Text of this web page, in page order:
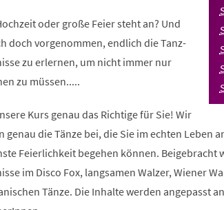
oder große Feier steht an? Und
doch vorgenommen, endlich die Tanz-
zu erlernen, um nicht immer nur
zu müssen.....
Kurs genau das Richtige für Sie! Wir
genau die Tänze bei, die Sie im echten Leben
Feierlichkeit begehen können. Beigebracht
im Disco Fox, langsamen Walzer, Wiener
Tänze. Die Inhalte werden angepasst